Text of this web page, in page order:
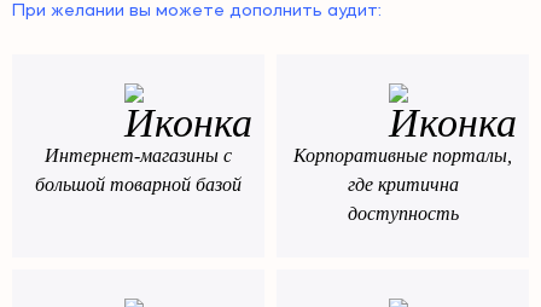
При желании вы можете дополнить аудит:
Интернет-магазины с
большой товарной базой
Корпоративные порталы,
где критична
доступность